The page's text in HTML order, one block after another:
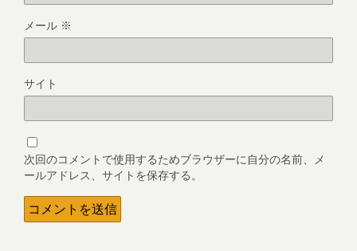
メール ※
サイト
次回のコメントで使用するためブラウザーに自分の名前、メ
ールアドレス、サイトを保存する。